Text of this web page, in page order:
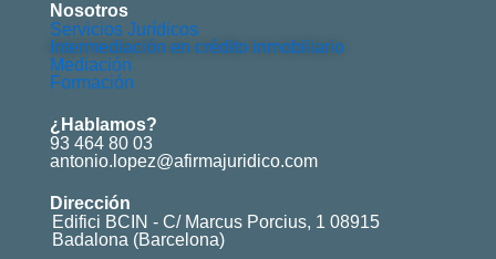
Nosotros
Servicios Jurídicos
Intermediación en crédito inmobiliario
Mediación
Formación
¿Hablamos?
93 464 80 03
antonio.lopez@afirmajuridico.com
Dirección
Edifici BCIN - C/ Marcus Porcius, 1 08915
Badalona (Barcelona)